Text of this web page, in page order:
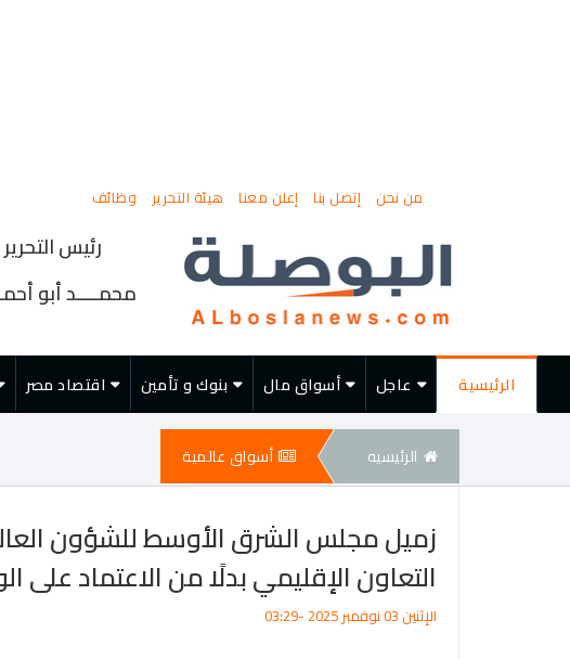
من نحن إتصل بنا إعلن معنا هيئة التحرير وظائف
رئيس التحرير
محمــــد أبو
الرئيسية عاجل أسواق مال بنوك و تأمين اقتصاد مصر
الرئيسيه أسواق عالمية
زميل مجلس الشرق الأوسط للشؤون
التعاون الإقليمي بدلًا من الاعتماد على
الإثنين 03 نوفمبر 2025 -03:29